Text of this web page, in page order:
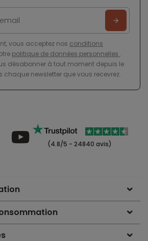
vous acceptez nos conditions
politique de données personnelles .
désabonner à tout moment depuis le
chaque newsletter que vous recevrez.
(4.8/5 - 24840 avis)